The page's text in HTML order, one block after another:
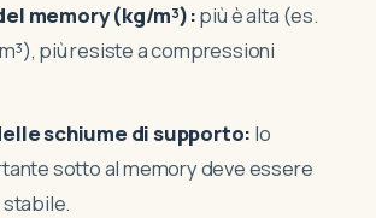
memory (kg/m³):più è alta (es.
più resiste a compressioni
schiume di supporto: lo
sotto al memory deve essere